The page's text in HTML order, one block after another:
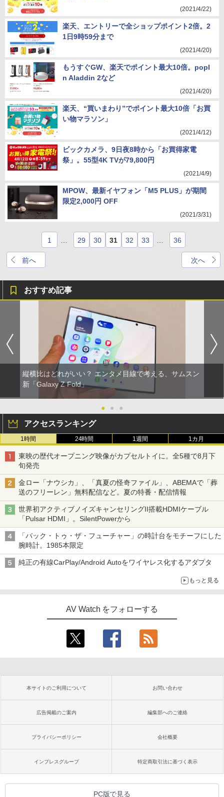
(2021/4/22)
楽天、エントリーで全ショップポイント2倍。2
1日9時59分まで
(2021/4/20)
もうすぐGW、楽天でポイント最大10倍。popI
n Aladdin 2など
(2021/4/20)
楽天、“買いまわり”でポイント最大10倍「お買
い物マラソン」
(2021/4/12)
ビックカメラ、9日夜8時から「お買得家電
祭」。55型4K TVが79,800円
(2021/4/9)
MPOW、最新イヤフォン「M5 PLUS」が期間
限定2,000円 OFF
(2021/3/31)
前へ
1 29 30 31 32 33 36
次へ
おすすめ記事
縦横比はどれがいい？ エンタメ目線で考える、サムスン
新「Galaxy Z Fold」
● ● ●
アクセスランキング
1時間 24時間 1週間 1カ月
東映の歴代オープニング映像がカプセルトイに。全5種で8月下
旬発売
金ロー「ナウシカ」、「真夏の怪奇ファイル」、ABEMAで「葬
送のフリーレン」無料配信など。夏の特番・配信情報
世界初アクティブノイズキャンセリングII搭載HDMIケーブル
「Pulsar HDMI」。SilentPowerから
「バック・トゥ・ザ・フューチャー」の時計台をモチーフにした
腕時計。1985本限定
純正の有線CarPlay/Android Autoをワイヤレス化するアダプタ
もっと見る
AV Watch をフォローする
本サイトのご利用について お問い合わせ
広告掲載のご案内 編集部へのご連絡
プライバシーポリシー 会社概要
インプレスグループ 特定商取引法に基づく表示
PC版で見る